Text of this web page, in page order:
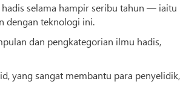
selama hampir seribu tahun — iaitu
dengan teknologi ini.
dan pengkategorian ilmu hadis,
yang sangat membantu para penyelidik,